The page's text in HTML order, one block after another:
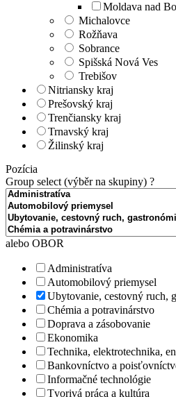
Moldava nad
Michalovce
Rožňava
Sobrance
Spišská Nová Ves
Trebišov
Nitriansky kraj
Prešovský kraj
Trenčiansky kraj
Trnavský kraj
Žilinský kraj
Pozícia
Group select (výběr na skupiny) ?
alebo OBOR
Administratíva
Automobilový priemysel
Ubytovanie, cestovný ruch,
Chémia a potravinárstvo
Doprava a zásobovanie
Ekonomika
Technika, elektrotechnika,
Bankovníctvo a
Informačné technológie
Tvorivá práca a kultúra